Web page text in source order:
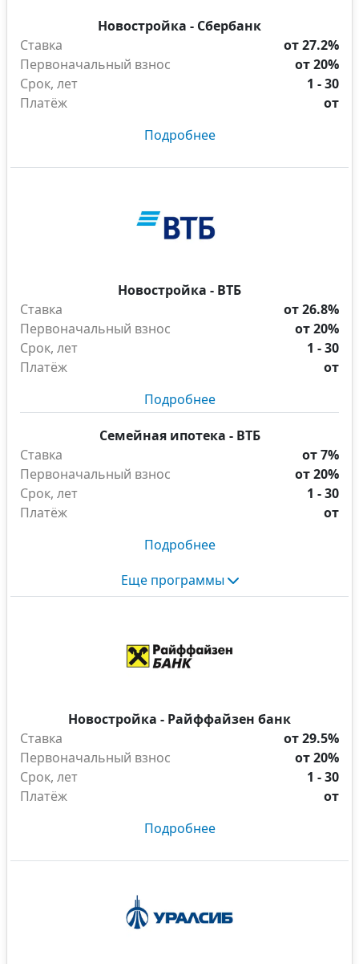
Новостройка - Сбербанк
Ставка
от 27.2%
Первоначальный взнос
от 20%
Срок, лет
1 - 30
Платёж
от
Подробнее
Новостройка - ВТБ
Ставка
от 26.8%
Первоначальный взнос
от 20%
Срок, лет
1 - 30
Платёж
от
Подробнее
Семейная ипотека - ВТБ
Ставка
от 7%
Первоначальный взнос
от 20%
Срок, лет
1 - 30
Платёж
от
Подробнее
Еще программы
Новостройка - Райффайзен банк
Ставка
от 29.5%
Первоначальный взнос
от 20%
Срок, лет
1 - 30
Платёж
от
Подробнее